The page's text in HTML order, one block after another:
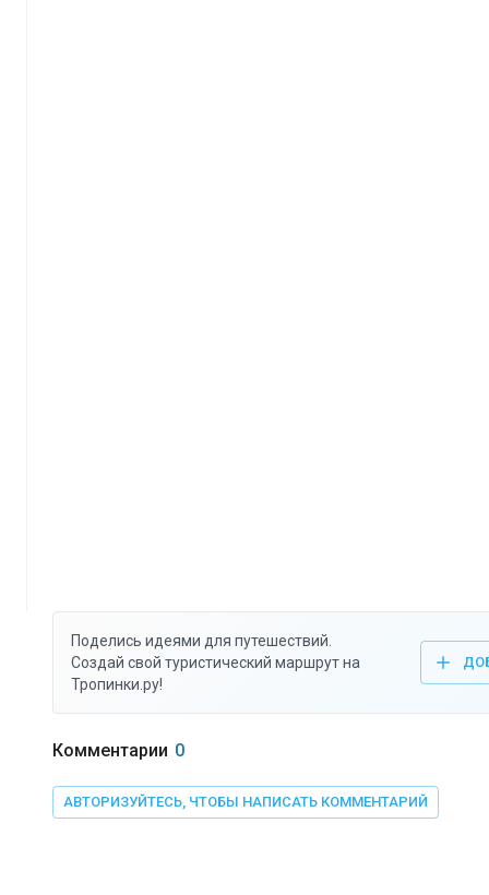
Поделись идеями для путешествий.
Создай свой туристический маршрут на
Тропинки.ру!
Комментарии 0
АВТОРИЗУЙТЕСЬ, ЧТОБЫ НАПИСАТЬ КОММЕНТАРИЙ